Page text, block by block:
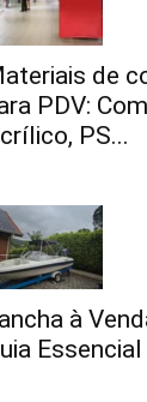
de
PDV:
PS...
à